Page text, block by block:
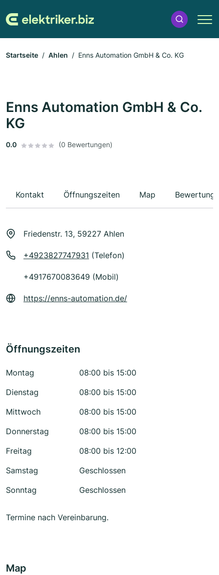
Startseite Ahlen Enns Automation GmbH & Co. KG
Enns Automation GmbH & Co.
KG
0.0 (0 Bewertungen)
Kontakt Öffnungszeiten Map
Friedenstr. 13, 59227 Ahlen
+4923827747931 (Telefon)
+4917670083649 (Mobil)
https://enns-automation.de/
Öffnungszeiten
Montag
08:00 bis 15:00
Dienstag
08:00 bis 15:00
Mittwoch
08:00 bis 15:00
Donnerstag
08:00 bis 15:00
Freitag
08:00 bis 12:00
Samstag
Geschlossen
Sonntag
Geschlossen
Termine nach Vereinbarung.
Map